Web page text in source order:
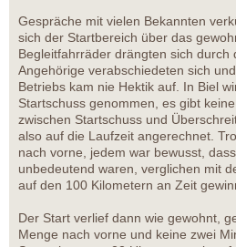
Gespräche mit vielen Bekannten
sich der Startbereich über das
Begleitfahrräder drängten sich durch
Angehörige verabschiedeten sich
Betriebs kam nie Hektik auf. In Biel
Startschuss genommen, es gibt
zwischen Startschuss und
also auf die Laufzeit angerechnet.
nach vorne, jedem war bewusst,
unbedeutend waren, verglichen mit
auf den 100 Kilometern an Zeit
Der Start verlief dann wie gewohnt,
Menge nach vorne und keine zwei